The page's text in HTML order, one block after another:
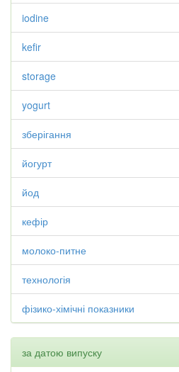
iodine
kefir
storage
yogurt
зберігання
йогурт
йод
кефір
молоко-питне
технологія
фізико-хімічні показники
за датою випуску